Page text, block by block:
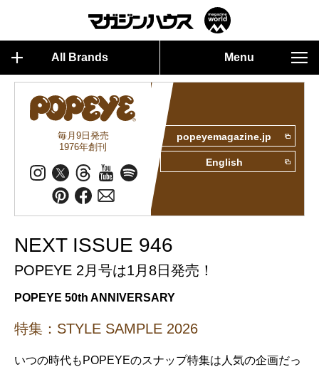
All Brands Menu
毎月9日発売
1976年創刊
popeyemagazine.jp
English
NEXT ISSUE 946
POPEYE 2月号は1月8日発売！
POPEYE 50th ANNIVERSARY
特集：STYLE SAMPLE 2026
いつの時代もPOPEYEのスナップ特集は人気の企画だっ